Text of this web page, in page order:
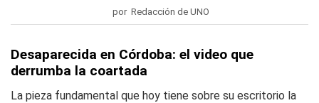
por Redacción de UNO
Desaparecida en Córdoba: el video que
derrumba la coartada
La pieza fundamental que hoy tiene sobre su escritorio la